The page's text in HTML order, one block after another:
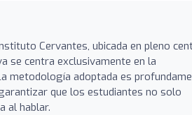
Cervantes, ubicada en pleno
se centra exclusivamente en la
metodología adoptada es
que los estudiantes no solo
al hablar.